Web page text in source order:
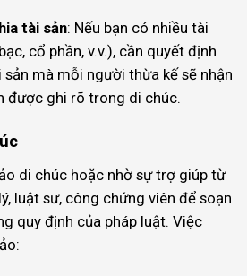
tài sản: Nếu bạn có nhiều tài
cổ phần, v.v.), cần quyết định
sản mà mỗi người thừa kế sẽ nhận
được ghi rõ trong di chúc.
di chúc hoặc nhờ sự trợ giúp từ
luật sư, công chứng viên để soạn
quy định của pháp luật. Việc